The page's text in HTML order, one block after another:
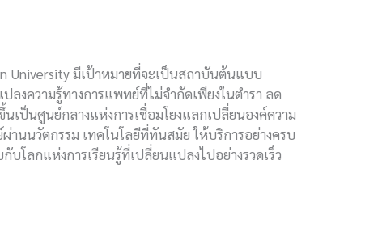
University มีเป้าหมายที่จะเป็นสถาบันต้นแบบ
งความรู้ทางการแพทย์ที่ไม่จำกัดเพียงในตำรา ลด
เป็นศูนย์กลางแห่งการเชื่อมโยงแลกเปลี่ยนองค์ความ
นนวัตกรรม เทคโนโลยีที่ทันสมัย ให้บริการอย่างครบ
โลกแห่งการเรียนรู้ที่เปลี่ยนแปลงไปอย่างรวดเร็ว